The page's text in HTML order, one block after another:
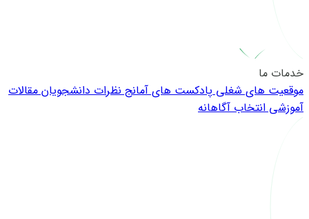
خدمات ما
موقعیت های شغلیپادکست های آمانجنظرات دانشجویانمقالات
آموزشیانتخاب آگاهانه